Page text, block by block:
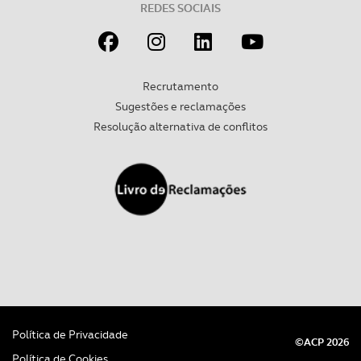
REDES SOCIAIS
Recrutamento
Sugestões e reclamações
Resolução alternativa de conflitos
Política de Privacidade
©ACP 2026